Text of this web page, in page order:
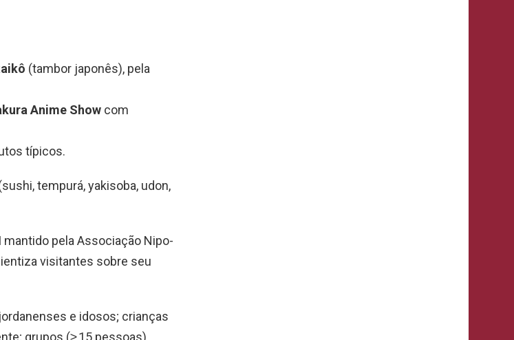
(tambor japonês), pela
Anime Show com
típicos.
tempurá, yakisoba, udon,
mantido pela Associação Nipo-
visitantes sobre seu
e idosos; crianças
grupos (≥ 15 pessoas)